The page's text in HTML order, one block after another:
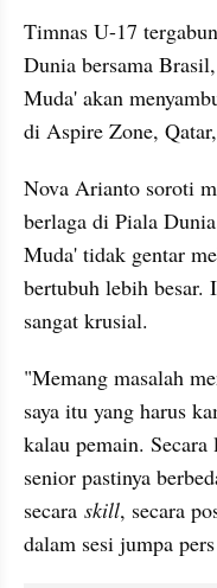
Timnas U-17
Dunia bersama
Muda' akan
di Aspire Zone,
Nova Arianto soroti
berlaga di Piala
Muda' tidak gentar
bertubuh lebih besar.
sangat krusial.
"Memang masalah
saya itu yang harus
kalau pemain.
senior pastinya
secara skill, secara
dalam sesi jumpa